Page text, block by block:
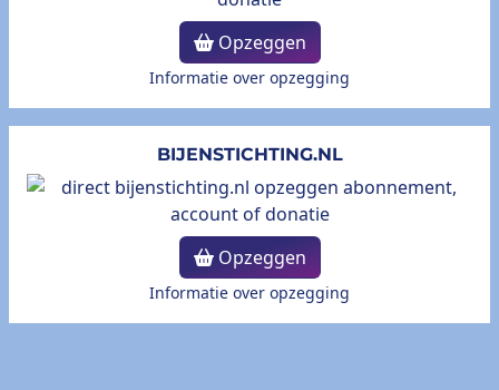
Opzeggen
Informatie over opzegging
BIJENSTICHTING.NL
Opzeggen
Informatie over opzegging